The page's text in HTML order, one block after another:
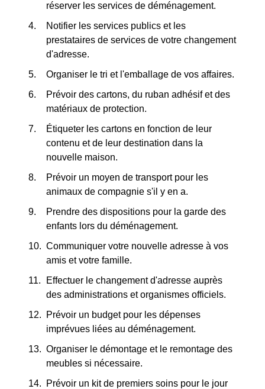
réserver les services de déménagement.
Notifier les services publics et les
prestataires de services de votre changement
d'adresse.
Organiser le tri et l'emballage de vos affaires.
Prévoir des cartons, du ruban adhésif et des
matériaux de protection.
Étiqueter les cartons en fonction de leur
contenu et de leur destination dans la
nouvelle maison.
Prévoir un moyen de transport pour les
animaux de compagnie s'il y en a.
Prendre des dispositions pour la garde des
enfants lors du déménagement.
Communiquer votre nouvelle adresse à vos
amis et votre famille.
Effectuer le changement d'adresse auprès
des administrations et organismes officiels.
Prévoir un budget pour les dépenses
imprévues liées au déménagement.
Organiser le démontage et le remontage des
meubles si nécessaire.
Prévoir un kit de premiers soins pour le jour